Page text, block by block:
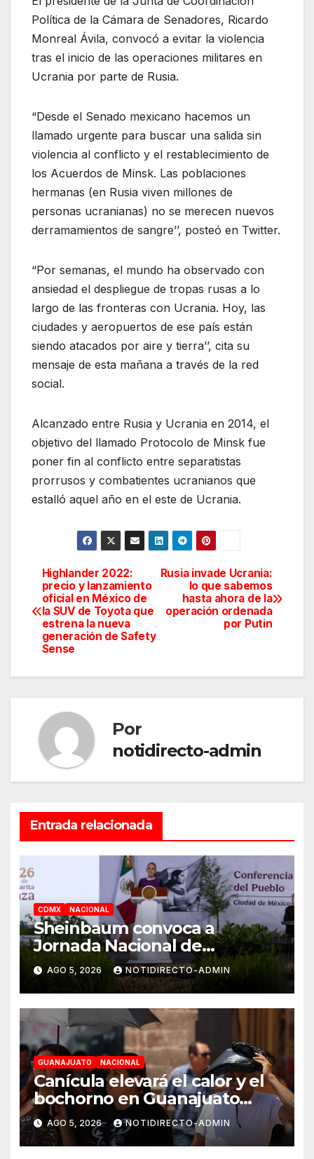
Política de la Cámara de Senadores, Ricardo
Monreal Ávila, convocó a evitar la violencia
tras el inicio de las operaciones militares en
Ucrania por parte de Rusia.
“Desde el Senado mexicano hacemos un
llamado urgente para buscar una salida sin
violencia al conflicto y el restablecimiento de
los Acuerdos de Minsk. Las poblaciones
hermanas (en Rusia viven millones de
personas ucranianas) no se merecen nuevos
derramamientos de sangre’’, posteó en Twitter.
“Por semanas, el mundo ha observado con
ansiedad el despliegue de tropas rusas a lo
largo de las fronteras con Ucrania. Hoy, las
ciudades y aeropuertos de ese país están
siendo atacados por aire y tierra’’, cita su
mensaje de esta mañana a través de la red
social.
Alcanzado entre Rusia y Ucrania en 2014, el
objetivo del llamado Protocolo de Minsk fue
poner fin al conflicto entre separatistas
prorrusos y combatientes ucranianos que
estalló aquel año en el este de Ucrania.
Navegación
de
entradas
Rusia invade Ucrania:
lo que sabemos
hasta ahora de la
operación ordenada
por Putin
Highlander 2022:
precio y lanzamiento
oficial en México de
la SUV de Toyota que
estrena la nueva
generación de Safety
Sense
Por
notidirecto-admin
Entrada relacionada
CDMX NACIONAL
Sheinbaum convoca a
Jornada Nacional de
Reforestación el 9 de agosto
AGO 5, 2026 NOTIDIRECTO-ADMIN
GUANAJUATO NACIONAL
Canícula elevará el calor y el
bochorno en Guanajuato
durante agosto
AGO 5, 2026 NOTIDIRECTO-ADMIN